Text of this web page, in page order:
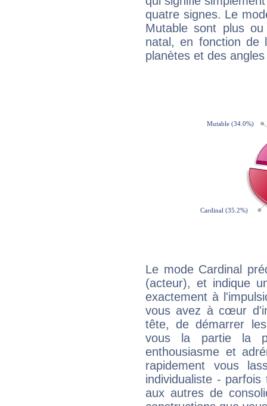
quatre signes. Le
Mutable sont plus
natal, en fonction de
planètes et des
Le mode Cardinal
(acteur), et indique
exactement à
vous avez à cœur
tête, de démarrer
vous la partie la
enthousiasme et
rapidement vous
individualiste -
aux autres de